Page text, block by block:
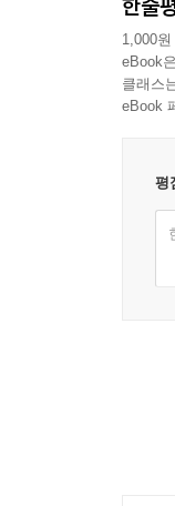
한줄
1,000
eBook
클래스
eBook
평